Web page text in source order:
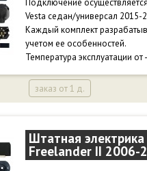
Подключение
Vesta седан/универсал 2015-
Каждый комплект
учетом ее особенностей.
Температура эксплуатации от
заказ от 1 д.
Штатная
Freelander II 2006-